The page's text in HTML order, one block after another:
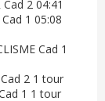
Cad 2 04:41
Cad 1 05:08
Cad 1
Cad 2 1 tour
1 1 tour